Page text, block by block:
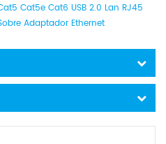
Cat5e Cat6 USB 2.0 Lan RJ45
Adaptador Ethernet